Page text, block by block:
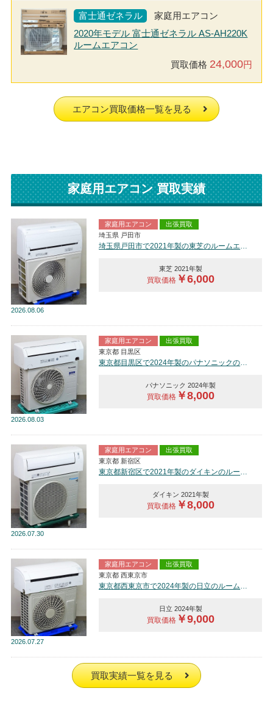
富士通ゼネラル
家庭用エアコン
2020年モデル 富士通ゼネラル AS-AH220K
ルームエアコン
買取価格 24,000円
エアコン買取価格一覧を見る
家庭用エアコン 買取実績
2026 08.06
家庭用エアコン
出張買取
埼玉県 戸田市
東芝 2021年製
買取価格￥6,000
2026 08.03
家庭用エアコン
出張買取
東京都 目黒区
東京都目黒区で2024年製のパナソニックのルームエアコン【中古品】を買取しました。
パナソニック 2024年製
買取価格￥8,000
2026 07.30
家庭用エアコン
出張買取
東京都 新宿区
ダイキン 2021年製
買取価格￥8,000
2026 07.27
家庭用エアコン
出張買取
東京都 西東京市
日立 2024年製
買取価格￥9,000
買取実績一覧を見る